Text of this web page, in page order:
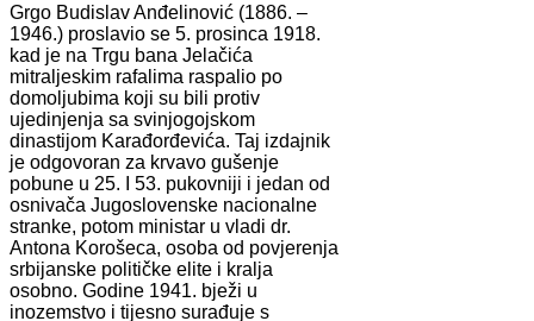
Grgo Budislav Anđelinović (1886. –
1946.) proslavio se 5. prosinca 1918.
kad je na Trgu bana Jelačića
mitraljeskim rafalima raspalio po
domoljubima koji su bili protiv
ujedinjenja sa svinjogojskom
dinastijom Karađorđevića. Taj izdajnik
je odgovoran za krvavo gušenje
pobune u 25. I 53. pukovniji i jedan od
osnivača Jugoslovenske nacionalne
stranke, potom ministar u vladi dr.
Antona Korošeca, osoba od povjerenja
srbijanske političke elite i kralja
osobno. Godine 1941. bježi u
inozemstvo i tijesno surađuje s